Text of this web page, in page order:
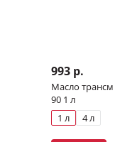
993 р.
Масло
90 1 л
1 л
4 л